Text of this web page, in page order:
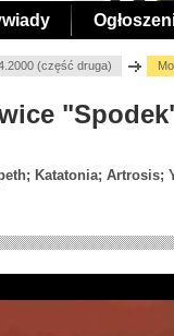
(część druga)
Katatonia;